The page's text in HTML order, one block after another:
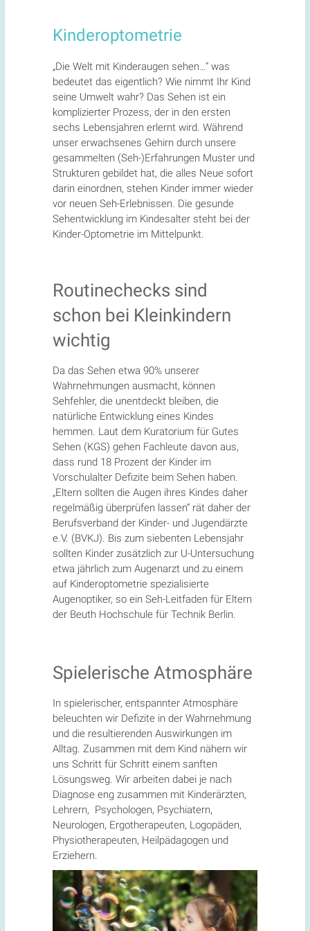
Kinderoptometrie
„Die Welt mit Kinderaugen sehen…“ was
bedeutet das eigentlich? Wie nimmt Ihr Kind
seine Umwelt wahr? Das Sehen ist ein
komplizierter Prozess, der in den ersten
sechs Lebensjahren erlernt wird. Während
unser erwachsenes Gehirn durch unsere
gesammelten (Seh-)Erfahrungen Muster und
Strukturen gebildet hat, die alles Neue sofort
darin einordnen, stehen Kinder immer wieder
vor neuen Seh-Erlebnissen. Die gesunde
Sehentwicklung im Kindesalter steht bei der
Kinder-Optometrie im Mittelpunkt.
Routinechecks sind
schon bei Kleinkindern
wichtig
Da das Sehen etwa 90% unserer
Wahrnehmungen ausmacht, können
Sehfehler, die unentdeckt bleiben, die
natürliche Entwicklung eines Kindes
hemmen. Laut dem Kuratorium für Gutes
Sehen (KGS) gehen Fachleute davon aus,
dass rund 18 Prozent der Kinder im
Vorschulalter Defizite beim Sehen haben.
„Eltern sollten die Augen ihres Kindes daher
regelmäßig überprüfen lassen“ rät daher der
Berufsverband der Kinder- und Jugendärzte
e.V. (BVKJ). Bis zum siebenten Lebensjahr
sollten Kinder zusätzlich zur U-Untersuchung
etwa jährlich zum Augenarzt und zu einem
auf Kinderoptometrie spezialisierte
Augenoptiker, so ein Seh-Leitfaden für Eltern
der Beuth Hochschule für Technik Berlin.
Spielerische Atmosphäre
In spielerischer, entspannter Atmosphäre
beleuchten wir Defizite in der Wahrnehmung
und die resultierenden Auswirkungen im
Alltag. Zusammen mit dem Kind nähern wir
uns Schritt für Schritt einem sanften
Lösungsweg. Wir arbeiten dabei je nach
Diagnose eng zusammen mit Kinderärzten,
Lehrern, Psychologen, Psychiatern,
Neurologen, Ergotherapeuten, Logopäden,
Physiotherapeuten, Heilpädagogen und
Erziehern.